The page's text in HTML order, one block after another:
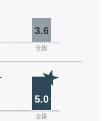
3.6
全国
5.0
全国